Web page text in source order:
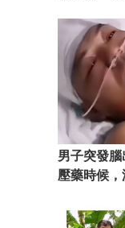
男子突發
壓藥時候，